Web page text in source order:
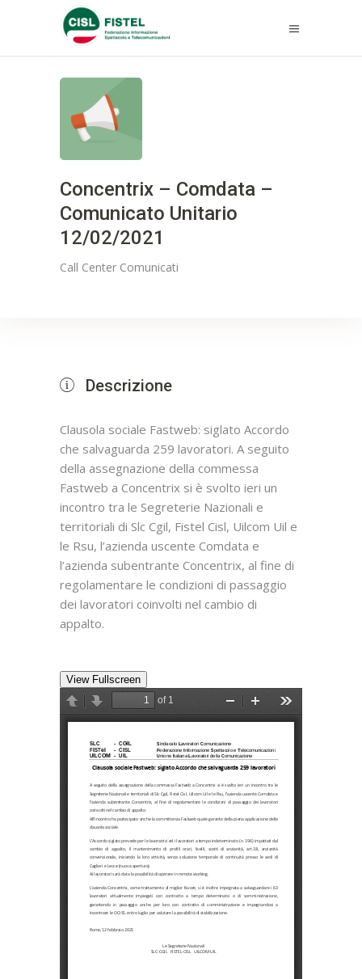
Concentrix – Comdata –
Comunicato Unitario
12/02/2021
Call Center Comunicati
Descrizione
Clausola sociale Fastweb: siglato Accordo
che salvaguarda 259 lavoratori. A seguito
della assegnazione della commessa
Fastweb a Concentrix si è svolto ieri un
incontro tra le Segreterie Nazionali e
territoriali di Slc Cgil, Fistel Cisl, Uilcom Uil e
le Rsu, l’azienda uscente Comdata e
l’azienda subentrante Concentrix, al fine di
regolamentare le condizioni di passaggio
dei lavoratori coinvolti nel cambio di
appalto.
View Fullscreen